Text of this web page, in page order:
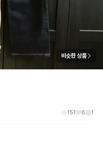
비슷한 상품
151 6 1